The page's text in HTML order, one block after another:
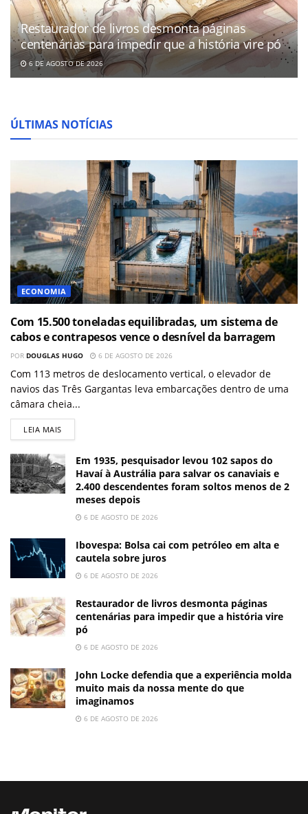
Restaurador de livros desmonta páginas
centenárias para impedir que a história vire pó
6 DE AGOSTO DE 2026
ÚLTIMAS NOTÍCIAS
ECONOMIA
Com 15.500 toneladas equilibradas, um sistema de
cabos e contrapesos vence o desnível da barragem
POR DOUGLAS HUGO 6 DE AGOSTO DE 2026
Com 113 metros de deslocamento vertical, o elevador de
navios das Três Gargantas leva embarcações dentro de uma
câmara cheia...
LEIA MAIS
Em 1935, pesquisador levou 102 sapos do
Havaí à Austrália para salvar os canaviais e
2.400 descendentes foram soltos menos de 2
meses depois
6 DE AGOSTO DE 2026
Ibovespa: Bolsa cai com petróleo em alta e
cautela sobre juros
6 DE AGOSTO DE 2026
Restaurador de livros desmonta páginas
centenárias para impedir que a história vire
pó
6 DE AGOSTO DE 2026
John Locke defendia que a experiência molda
muito mais da nossa mente do que
imaginamos
6 DE AGOSTO DE 2026